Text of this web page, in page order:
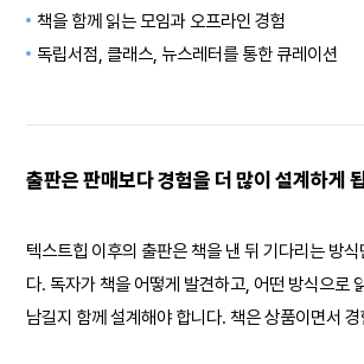
책을 함께 읽는 모임과 오프라인 경험
독립서점, 클래스, 뉴스레터를 통한 큐레이션
출판은 판매보다 경험을 더 많이 설계하게
텍스트힙 이후의 출판은 책을 낸 뒤 기다리는 방식
다. 독자가 책을 어떻게 발견하고, 어떤 방식으로
남길지 함께 설계해야 합니다. 책은 상품이면서